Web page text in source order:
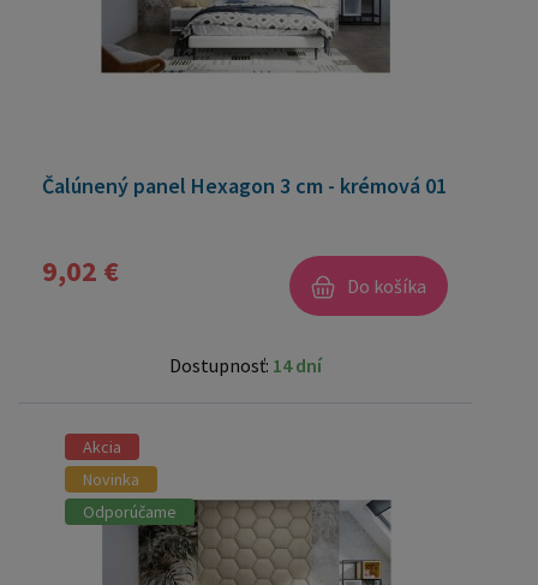
Čalúnený panel Hexagon 3 cm - krémová 01
9,02 € Do košíka
Dostupnosť: 14 dní
Akcia
Novinka
Odporúčame